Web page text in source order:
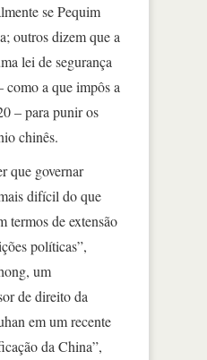
se Pequim
outros dizem que a
lei de segurança
a que impôs a
– para punir os
chinês.
que governar
difícil do que
termos de extensão
políticas”,
um
de direito da
em um recente
da China”,